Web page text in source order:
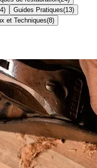
) Guides Pratiques(13)
et Techniques(8)